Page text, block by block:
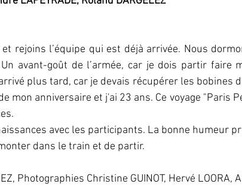
rejoins l’équipe qui est déjà arrivée. Nous
avant-goût de l’armée, car je dois partir faire
plus tard, car je devais récupérer les bobines
mon anniversaire et j'ai 23 ans. Ce voyage "Paris
avec les participants. La bonne humeur
dans le train et de partir.
Photographies Christine GUINOT, Hervé LOORA,